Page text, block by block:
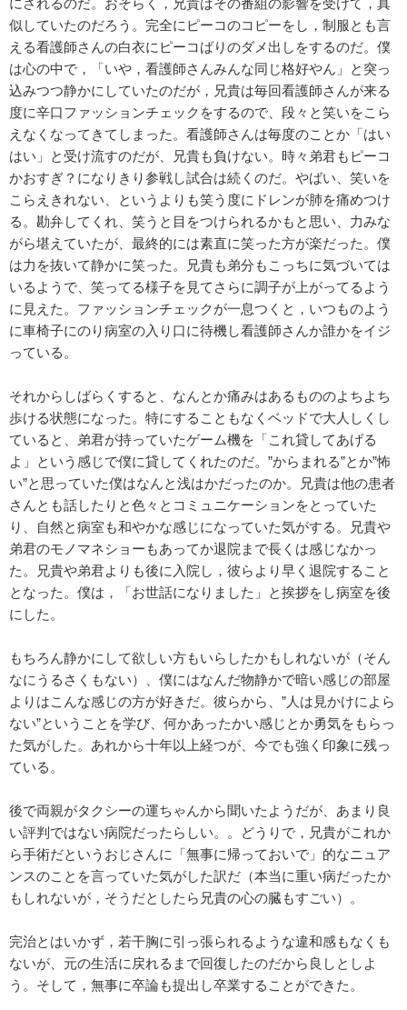
にされるのだ。おそらく，兄貴はその番組の影響を受けて，真
似していたのだろう。完全にピーコのコピーをし，制服とも言
える看護師さんの白衣にピーコばりのダメ出しをするのだ。僕
は心の中で，「いや，看護師さんみんな同じ格好やん」と突っ
込みつつ静かにしていたのだが，兄貴は毎回看護師さんが来る
度に辛口ファッションチェックをするので、段々と笑いをこら
えなくなってきてしまった。看護師さんは毎度のことか「はい
はい」と受け流すのだが、兄貴も負けない。時々弟君もピーコ
かおすぎ？になりきり参戦し試合は続くのだ。やばい、笑いを
こらえきれない、というよりも笑う度にドレンが肺を痛めつけ
る。勘弁してくれ、笑うと目をつけられるかもと思い、力みな
がら堪えていたが、最終的には素直に笑った方が楽だった。僕
は力を抜いて静かに笑った。兄貴も弟分もこっちに気づいては
いるようで、笑ってる様子を見てさらに調子が上がってるよう
に見えた。ファッションチェックが一息つくと，いつものよう
に車椅子にのり病室の入り口に待機し看護師さんか誰かをイジ
っている。
それからしばらくすると、なんとか痛みはあるもののよちよち
歩ける状態になった。特にすることもなくベッドで大人しくし
ていると、弟君が持っていたゲーム機を「これ貸してあげる
よ」という感じで僕に貸してくれたのだ。”からまれる”とか”怖
い”と思っていた僕はなんと浅はかだったのか。兄貴は他の患者
さんとも話したりと色々とコミュニケーションをとっていた
り、自然と病室も和やかな感じになっていた気がする。兄貴や
弟君のモノマネショーもあってか退院まで長くは感じなかっ
た。兄貴や弟君よりも後に入院し，彼らより早く退院すること
となった。僕は，「お世話になりました」と挨拶をし病室を後
にした。
もちろん静かにして欲しい方もいらしたかもしれないが（そん
なにうるさくもない）、僕にはなんだ物静かで暗い感じの部屋
よりはこんな感じの方が好きだ。彼らから、”人は見かけによら
ない”ということを学び、何かあったかい感じとか勇気をもらっ
た気がした。あれから十年以上経つが、今でも強く印象に残っ
ている。
後で両親がタクシーの運ちゃんから聞いたようだが、あまり良
い評判ではない病院だったらしい。。どうりで，兄貴がこれか
ら手術だというおじさんに「無事に帰っておいで」的なニュア
ンスのことを言っていた気がした訳だ（本当に重い病だったか
もしれないが，そうだとしたら兄貴の心の臓もすごい）。
完治とはいかず，若干胸に引っ張られるような違和感もなくも
ないが、元の生活に戻れるまで回復したのだから良しとしよ
う。そして，無事に卒論も提出し卒業することができた。